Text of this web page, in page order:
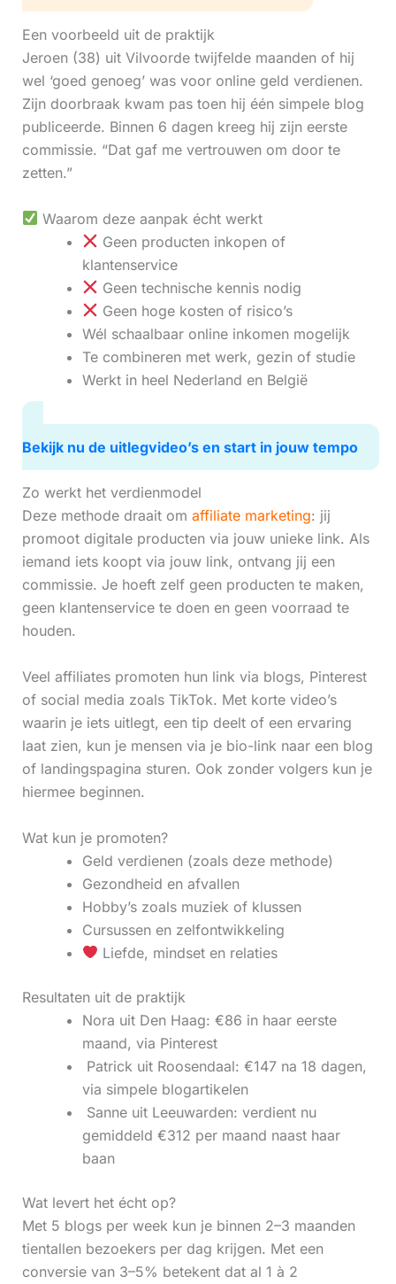
Een voorbeeld uit de praktijk
Jeroen (38) uit Vilvoorde twijfelde maanden of hij
wel ‘goed genoeg’ was voor online geld verdienen.
Zijn doorbraak kwam pas toen hij één simpele blog
publiceerde. Binnen 6 dagen kreeg hij zijn eerste
commissie. “Dat gaf me vertrouwen om door te
zetten.”
Waarom deze aanpak écht werkt
Geen producten inkopen of
klantenservice
Geen technische kennis nodig
Geen hoge kosten of risico’s
Wél schaalbaar online inkomen mogelijk
Te combineren met werk, gezin of studie
Werkt in heel Nederland en België
Bekijk nu de uitlegvideo’s en start in jouw tempo
Zo werkt het verdienmodel
Deze methode draait om affiliate marketing: jij
promoot digitale producten via jouw unieke link. Als
iemand iets koopt via jouw link, ontvang jij een
commissie. Je hoeft zelf geen producten te maken,
geen klantenservice te doen en geen voorraad te
houden.
Veel affiliates promoten hun link via blogs, Pinterest
of social media zoals TikTok. Met korte video’s
waarin je iets uitlegt, een tip deelt of een ervaring
laat zien, kun je mensen via je bio-link naar een blog
of landingspagina sturen. Ook zonder volgers kun je
hiermee beginnen.
Wat kun je promoten?
Geld verdienen (zoals deze methode)
Gezondheid en afvallen
Hobby’s zoals muziek of klussen
Cursussen en zelfontwikkeling
Liefde, mindset en relaties
Resultaten uit de praktijk
Nora uit Den Haag: €86 in haar eerste
maand, via Pinterest
‍ Patrick uit Roosendaal: €147 na 18 dagen,
via simpele blogartikelen
‍ Sanne uit Leeuwarden: verdient nu
gemiddeld €312 per maand naast haar
baan
Wat levert het écht op?
Met 5 blogs per week kun je binnen 2–3 maanden
tientallen bezoekers per dag krijgen. Met een
conversie van 3–5% betekent dat al 1 à 2